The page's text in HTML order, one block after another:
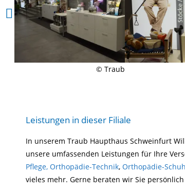
© Traub
Leistungen in dieser Filiale
In unserem Traub Haupthaus Schweinfurt
unsere umfassenden Leistungen für Ihre
Pflege, Orthopädie-Technik, Orthopädie-
vieles mehr. Gerne beraten wir Sie